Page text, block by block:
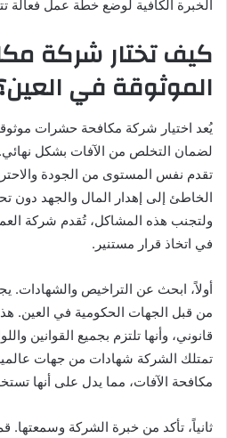
الخبرة الكافية لوضع خطة عمل فعالة
كيف تختار شركة
الموثوقة في
يُعد اختيار شركة مكافحة حشرات
لضمان التخلص من الآفات بشكل
تقدم نفس المستوى من الجودة
الخاطئ إلى إهدار المال والجهد دون
ولتجنب هذه المشاكل، تُقدم شركة
في اتخاذ قرار مستنير.
أولاً، ابحث عن التراخيص
من قبل الجهات الحكومية في العين.
قانوني، وأنها تلتزم بجميع القوانين
تمتلك الشركة شهادات من جهات
مكافحة الآفات، مما يدل على أنها
ثانياً، تأكد من خبرة الشركة وسمعتها.